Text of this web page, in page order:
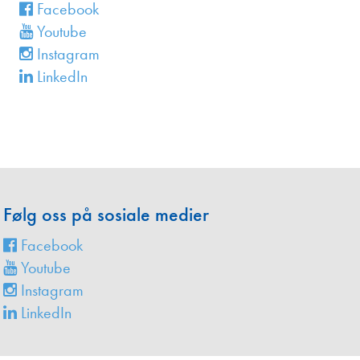
Facebook
Youtube
Instagram
LinkedIn
Følg oss på sosiale medier
Facebook
Youtube
Instagram
LinkedIn